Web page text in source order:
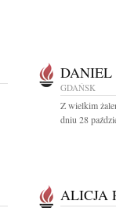
DANIEL
GDAŃSK
Z wielkim
dniu 28
ALICJA